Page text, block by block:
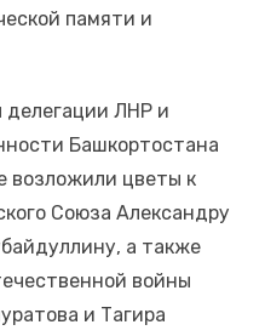
памяти и
делегации ЛНР и
Башкортостана
возложили цветы к
Союза Александру
а также
войны
и Тагира